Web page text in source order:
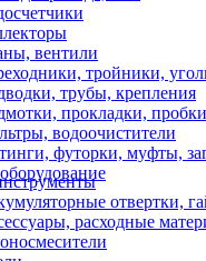
вентили
тройники,
трубы, крепления
прокладки,
водоочистители
футорки, муфты,
отвертки,
расходные